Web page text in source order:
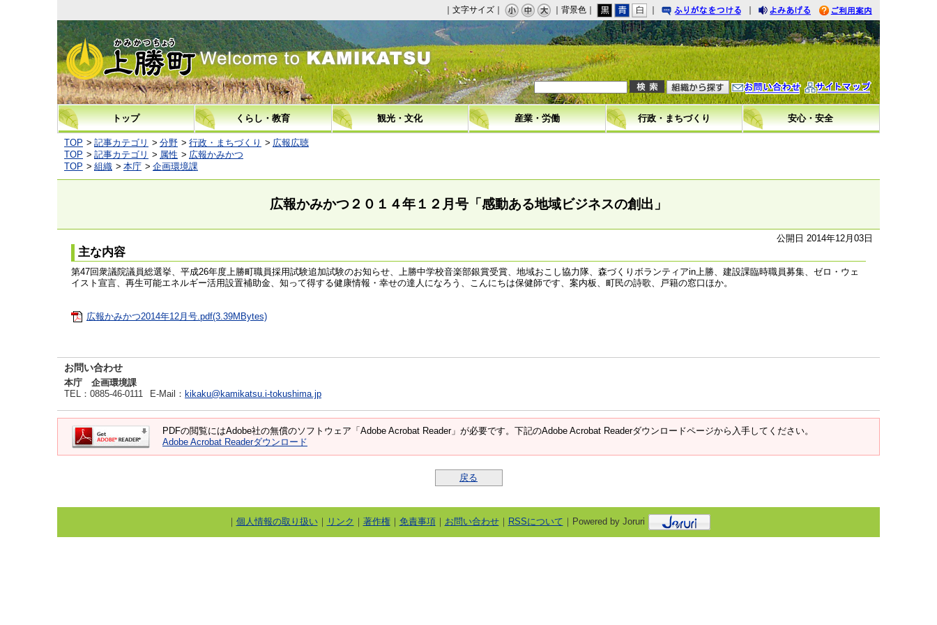
｜文字サイズ｜ ｜背景色｜
｜
りがなをつける
｜
みあげる
利用案内
上勝町 問い合わせ イトマップ
トップ くらし・教育 観光・文化 産業・労働 行政・まちづくり 安心・安全
TOP 記事カテゴリ 分野 行政・まちづくり
広報広聴
TOP
記事カテゴリ 属性
広報かみかつ
TOP
組織 本庁 企画環境課
広報かみかつ２０１４年１２月号「感動ある地域ビジネスの創出」
公開日 2014年12月03日
主な内容
第47回衆議院議員総選挙、平成26年度上勝町職員採用試験追加試験のお知らせ、上勝中学校音楽部銀賞受賞、地域おこし協力隊、森づくりボランティアin上勝、建設課臨時職員募集、ゼロ・ウェ
イスト宣言、再生可能エネルギー活用設置補助金、知って得する健康情報・幸せの達人になろう、こんにちは保健師です、案内板、町民の詩歌、戸籍の窓口ほか。
広報かみかつ2014年12月号.pdf(3.39MBytes)
お問い合わせ
本庁 企画環境課
TEL ：0885-46-0111 E-Mail ： kikaku@kamikatsu.i-tokushima.jp
PDFの閲覧にはAdobe社の無償のソフトウェア「Adobe Acrobat Reader」が必要です。下記のAdobe Acrobat Readerダウンロードページから入手してください。
Adobe Acrobat Readerダウンロード
戻る
｜ 個人情報の取り扱い｜ リンク ｜ 著作権｜ 免責事項｜ お問い合わせ｜ RSSについて ｜Powered by Joruri